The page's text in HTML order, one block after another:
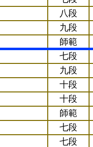
八段
九段
師範
七段
九段
十段
十段
師範
七段
七段